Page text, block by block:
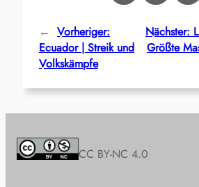
← Vorheriger:
Ecuador | Streik und
Volkskämpfe
Nächster:
Größte
CC BY-NC 4.0